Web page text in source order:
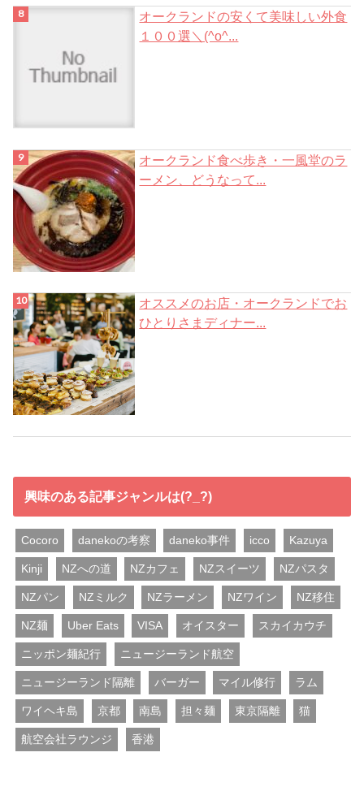
オークランドの安くて美味しい外食
１００選＼(^o^...
オークランド食べ歩き・一風堂のラ
ーメン、どうなって...
オススメのお店・オークランドでお
ひとりさまディナー...
興味のある記事ジャンルは(?_?)
Cocoro danekoの考察 daneko事件 icco Kazuya
Kinji NZへの道 NZカフェ NZスイーツ NZパスタ
NZパン NZミルク NZラーメン NZワイン NZ移住
NZ麺 Uber Eats VISA オイスター スカイカウチ
ニッポン麺紀行 ニュージーランド航空
ニュージーランド隔離 バーガー マイル修行 ラム
ワイヘキ島 京都 南島 担々麺 東京隔離 猫
航空会社ラウンジ 香港